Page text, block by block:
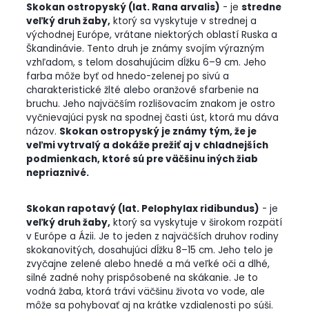
Skokan ostropyský (lat. Rana arvalis) - jestredne
veľký druh žaby, ktorý sa vyskytuje v strednej a
východnej Európe, vrátane niektorých oblastí Ruska a
Škandinávie. Tento druh je známy svojím výrazným
vzhľadom, s telom dosahujúcim dĺžku 6–9 cm. Jeho
farba môže byť od hnedo-zelenej po sivú a
charakteristické žlté alebo oranžové sfarbenie na
bruchu. Jeho najväčším rozlišovacím znakom je ostro
vyčnievajúci pysk na spodnej časti úst, ktorá mu dáva
názov. Skokan ostropyský je známy tým, že je
veľmi vytrvalý a dokáže prežiť aj v chladnejších
podmienkach, ktoré sú pre väčšinu iných žiab
nepriaznivé.
Skokan rapotavý (lat. Pelophylax ridibundus) - je
veľký druh žaby, ktorý sa vyskytuje v širokom rozpätí
v Európe a Ázii. Je to jeden z najväčších druhov rodiny
skokanovitých, dosahujúci dĺžku 8–15 cm. Jeho telo je
zvyčajne zelené alebo hnedé a má veľké oči a dlhé,
silné zadné nohy prispôsobené na skákanie. Je to
vodná žaba, ktorá trávi väčšinu života vo vode, ale
môže sa pohybovať aj na krátke vzdialenosti po súši.